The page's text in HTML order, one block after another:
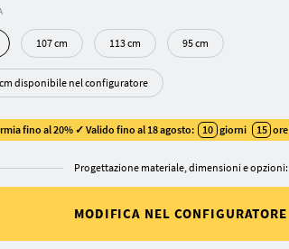
107 cm 113 cm 95 cm
cm disponibile nel configuratore
fino al 20% ✓ Valido fino al 18 agosto: 10 giorni 15 ore
Progettazione materiale, dimensioni e opzioni:
MODIFICA NEL CONFIGURATORE